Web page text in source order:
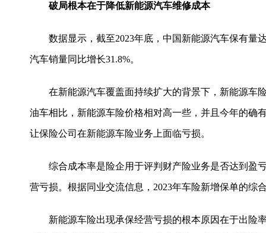
破局根本在于降低新能源汽车维修成本
数据显示，截至2023年底，中国新能源汽车保有量
汽车销量同比增长31.8%。
在新能源汽车覆盖面持续扩大的背景下，新能源车险
油车相比，新能源车险价格相对高一些，并且今年的确
让保险公司在新能源车险业务上面临亏损。
综合成本率是险企用于评判财产险业务是否达到盈亏
营亏损。根据同业交流信息，2023年车险新增保单的综
新能源车险出现承保经营亏损的根本原因在于出险率